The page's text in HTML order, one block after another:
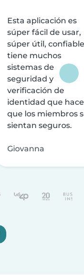
Esta aplicación es
súper fácil de usar,
súper útil,
tiene muchos
sistemas de
seguridad y
verificación de
identidad que
que los miembros
sientan seguros.
Giovanna